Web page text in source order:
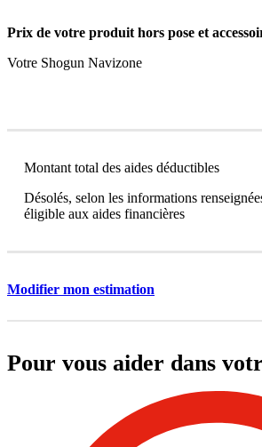
Prix de votre produit hors pose et
Votre Shogun Navizone
Montant total des aides déductibles
Désolés, selon les informations
éligible aux aides financières
Modifier mon estimation
Pour vous aider dans